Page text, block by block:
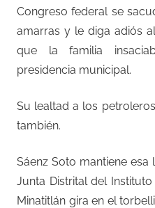
Congreso federal se
amarras y le diga adiós
que la familia
presidencia municipal.
Su lealtad a los
también.
Sáenz Soto mantiene
Junta Distrital del
Minatitlán gira en el